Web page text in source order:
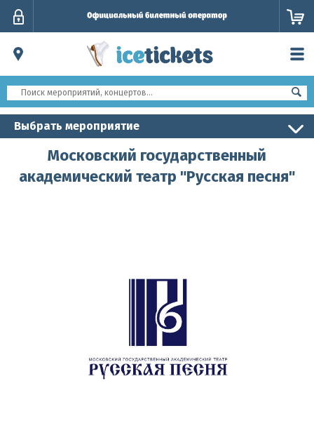
Выбрать мероприятие
Московский государственный
академический театр "Русская песня"